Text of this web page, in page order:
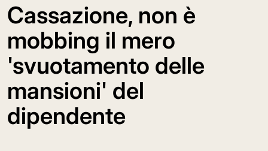
Cassazione, non è
mobbing il mero
'svuotamento delle
mansioni' del
dipendente